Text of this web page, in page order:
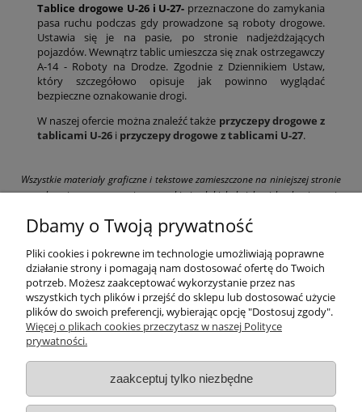
Tablice drogowe U-26 i U-27- przeznaczone do zamykania
pasa ruchu podczas gdy prowadzone są roboty drogowe.
Ustawia się je na pasie, po stronie nadjeżdżających
pojazdów. Wewnątrz tablic umieszcza się znak ostrzegawczy
A-14 - Roboty na Drodze. Zgodnie z Dziennikiem Ustaw,
który szczegółowo opisuje jak powinno wyglądać
bezpieczne oznakowanie drogi.
W naszej ofercie można znaleźć także przyczepy drogowe z
tablicami U-26 i przyczepy drogowe z tablicami U-27.
Wszystkie materiały graficzne i tekstowe zamieszczone na niniejszej stronie
są chronione prawami autorskimi. Jakiekolwiek ich kopiowanie
zabronione i grozi pociągnięciem do odpowiedzialności karnej i cywilnej.
Pomoc
Płatności i dostawa
Dbamy o Twoją prywatność
Pliki cookies i pokrewne im technologie umożliwiają poprawne
działanie strony i pomagają nam dostosować ofertę do Twoich
potrzeb. Możesz zaakceptować wykorzystanie przez nas
wszystkich tych plików i przejść do sklepu lub dostosować użycie
plików do swoich preferencji, wybierając opcję "Dostosuj zgody".
Więcej o plikach cookies przeczytasz w naszej Polityce
prywatności.
zaakceptuj tylko niezbędne